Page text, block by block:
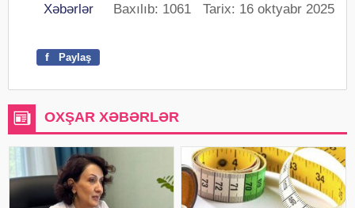
Xəbərlər Baxılıb: 1061 Tarix: 16 oktyabr 2025
f Paylaş
OXŞAR XƏBƏRLƏR